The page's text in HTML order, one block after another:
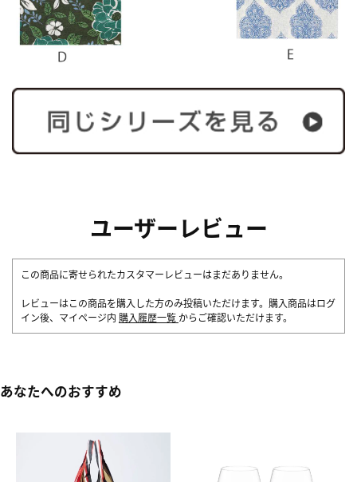
ユーザーレビュー
この商品に寄せられたカスタマーレビューはまだありません。
レビューはこの商品を購入した方のみ投稿いただけます。購入商品はログ
イン後、マイページ内 購入履歴一覧 からご確認いただけます。
あなたへのおすすめ